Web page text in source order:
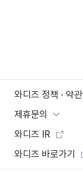
와디즈 정책 · 약관
제휴문의
와디즈 IR
와디즈 바로가기